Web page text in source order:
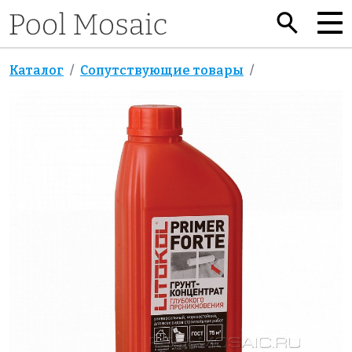
Каталог Сопутствующие товары